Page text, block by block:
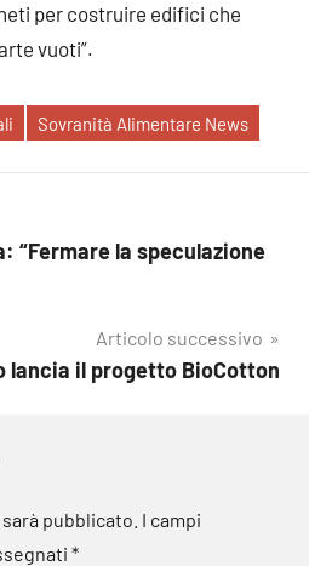
per costruire edifici che
vuoti”.
Sovranità Alimentare News
“Fermare la speculazione
Articolo successivo
lancia il progetto BioCotton
pubblicato. I campi
*